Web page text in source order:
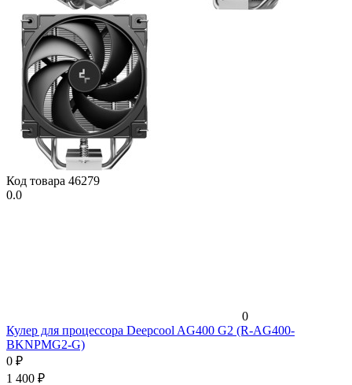
Код товара 46279
0.0
0
Кулер для процессора Deepcool AG400 G2 (R-AG400-
BKNPMG2-G)
0 ₽
1 400 ₽